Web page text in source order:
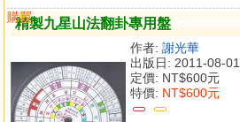
精製九星山法翻卦專用盤
作者: 謝光華
出版日: 2011-08-01
定價: NT$600元
特價: NT$600元
購買
比較